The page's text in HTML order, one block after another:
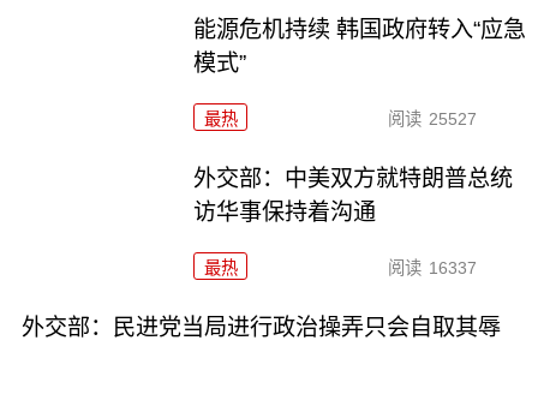
能源危机持续 韩国政府转入“应急
模式”
最热 阅读 25527
外交部：中美双方就特朗普总统
访华事保持着沟通
最热 阅读 16337
外交部：民进党当局进行政治操弄只会自取其辱